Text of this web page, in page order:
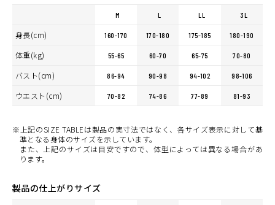
M L LL 3L
身長(cm) 160-170 170-180 175-185 180-190
体重(kg) 55-65 60-70 65-75 70-80
バスト(cm) 86-94 90-98 94-102 98-106
ウエスト(cm) 70-82 74-86 77-89 81-93
※上記のSIZE TABLEは製品の実寸法ではなく、各サイズ表示に対して基
準となる身体のサイズを示しています。
また、上記のサイズは目安ですので、体型によっては異なる場合があ
ります。
製品の仕上がりサイズ